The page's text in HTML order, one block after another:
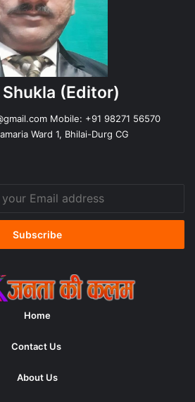
(Editor)
Mobile: +91 98271 56570
Ward 1, Bhilai-Durg CG
Home
Contact Us
About Us